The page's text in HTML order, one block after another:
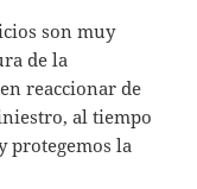
son muy
de la
reaccionar de
al tiempo
protegemos la